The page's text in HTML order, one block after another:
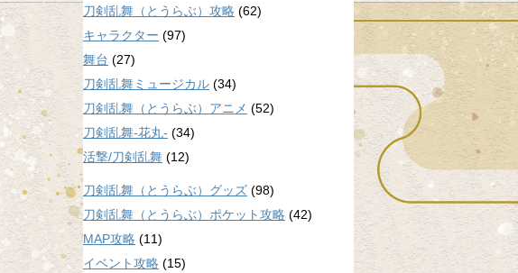
刀剣乱舞（とうらぶ）攻略 (62)
キャラクター (97)
舞台 (27)
刀剣乱舞ミュージカル (34)
刀剣乱舞（とうらぶ）アニメ (52)
刀剣乱舞-花丸- (34)
活撃/刀剣乱舞 (12)
刀剣乱舞（とうらぶ）グッズ (98)
刀剣乱舞（とうらぶ）ポケット攻略 (42)
MAP攻略 (11)
イベント攻略 (15)